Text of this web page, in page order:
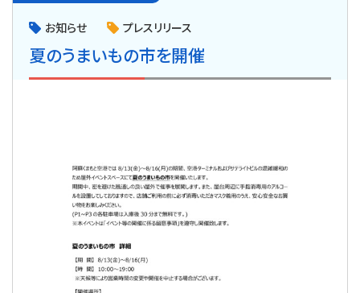
お知らせ プレスリリース
夏のうまいもの市を開催